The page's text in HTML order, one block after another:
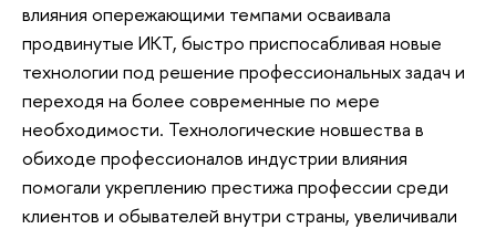
влияния опережающими темпами осваивала
продвинутые ИКТ, быстро приспосабливая новые
технологии под решение профессиональных задач и
переходя на более современные по мере
необходимости. Технологические новшества в
обиходе профессионалов индустрии влияния
помогали укреплению престижа профессии среди
клиентов и обывателей внутри страны, увеличивали